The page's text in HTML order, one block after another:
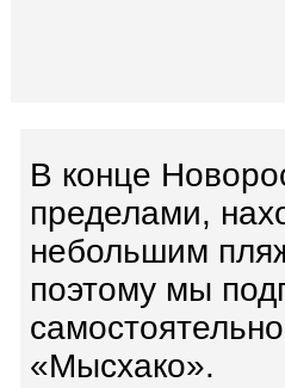
В конце
пределами,
небольшим
поэтому мы
«Мысхако».